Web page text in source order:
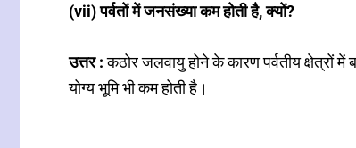
(vii) पर्वतों में जनसंख्या कम होती है, क्यों?
उत्तर :कठोर जलवायु होने के कारण पर्वतीय क्षेत्रों
योग्य भूमि भी कम होती है।